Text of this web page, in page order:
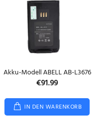
Akku-Modell ABELL AB-L3676
€91.99
IN DEN WARENKORB